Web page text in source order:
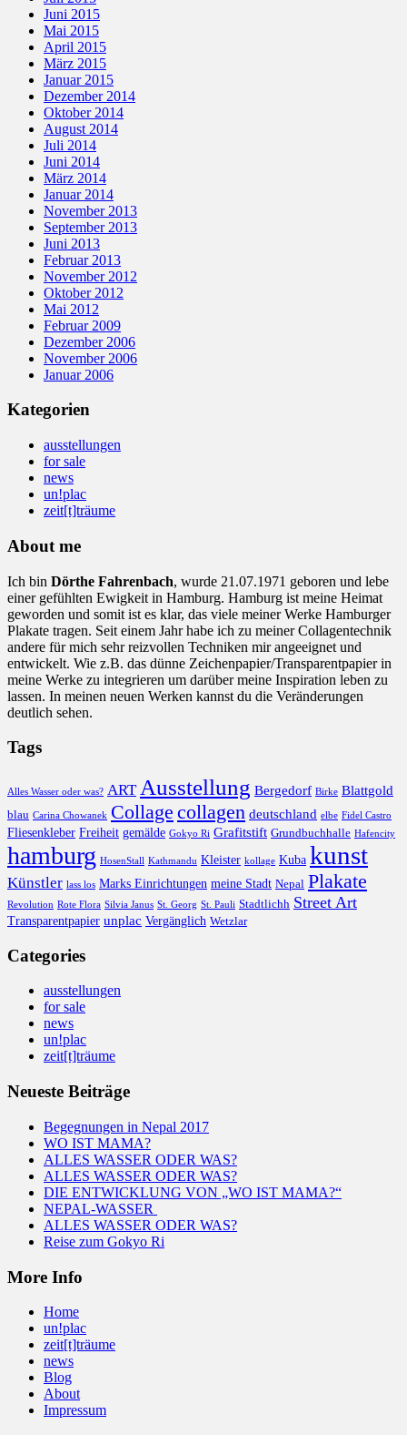
Juni 2015
Mai 2015
April 2015
März 2015
Januar 2015
Dezember 2014
Oktober 2014
August 2014
Juli 2014
Juni 2014
März 2014
Januar 2014
November 2013
September 2013
Juni 2013
Februar 2013
November 2012
Oktober 2012
Mai 2012
Februar 2009
Dezember 2006
November 2006
Januar 2006
Kategorien
ausstellungen
for sale
news
un!plac
zeit[t]träume
About me
Ich bin Dörthe Fahrenbach, wurde 21.07.1971 geboren und lebe
einer gefühlten Ewigkeit in Hamburg. Hamburg ist meine Heimat
geworden und somit ist es klar, das viele meiner Werke Hamburger
Plakate tragen. Seit einem Jahr habe ich zu meiner Collagentechnik
andere für mich sehr reizvollen Techniken mir angeeignet und
entwickelt. Wie z.B. das dünne Zeichenpapier/Transparentpapier in
meine Werke zu integrieren um darüber meine Inspiration leben zu
lassen. In meinen neuen Werken kannst du die Veränderungen
deutlich sehen.
Tags
Alles Wasser oder was? ART Ausstellung Bergedorf Birke Blattgold
blau Carina Chowanek Collage collagen deutschland elbe Fidel Castro
Fliesenkleber Freiheit gemälde Gokyo Ri Grafitstift Grundbuchhalle Hafencity
hamburg HosenStall Kathmandu Kleister kollage Kuba kunst
Künstler lass los Marks Einrichtungen meine Stadt Nepal Plakate
Revolution Rote Flora Silvia Janus St. Georg St. Pauli Stadtlichh Street Art
Transparentpapier unplac Vergänglich Wetzlar
Categories
ausstellungen
for sale
news
un!plac
zeit[t]träume
Neueste Beiträge
Begegnungen in Nepal 2017
WO IST MAMA?
ALLES WASSER ODER WAS?
ALLES WASSER ODER WAS?
DIE ENTWICKLUNG VON „WO IST MAMA?“
NEPAL-WASSER
ALLES WASSER ODER WAS?
Reise zum Gokyo Ri
More Info
Home
un!plac
zeit[t]träume
news
Blog
About
Impressum